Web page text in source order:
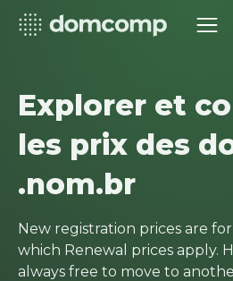
Explorer et
les prix des
.nom.br
New registration prices are
which Renewal prices apply.
always free to move to